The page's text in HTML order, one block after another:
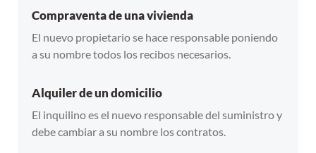
Compraventa de una vivienda
El nuevo propietario se hace responsable poniendo
a su nombre todos los recibos necesarios.
Alquiler de un domicilio
El inquilino es el nuevo responsable del suministro y
debe cambiar a su nombre los contratos.